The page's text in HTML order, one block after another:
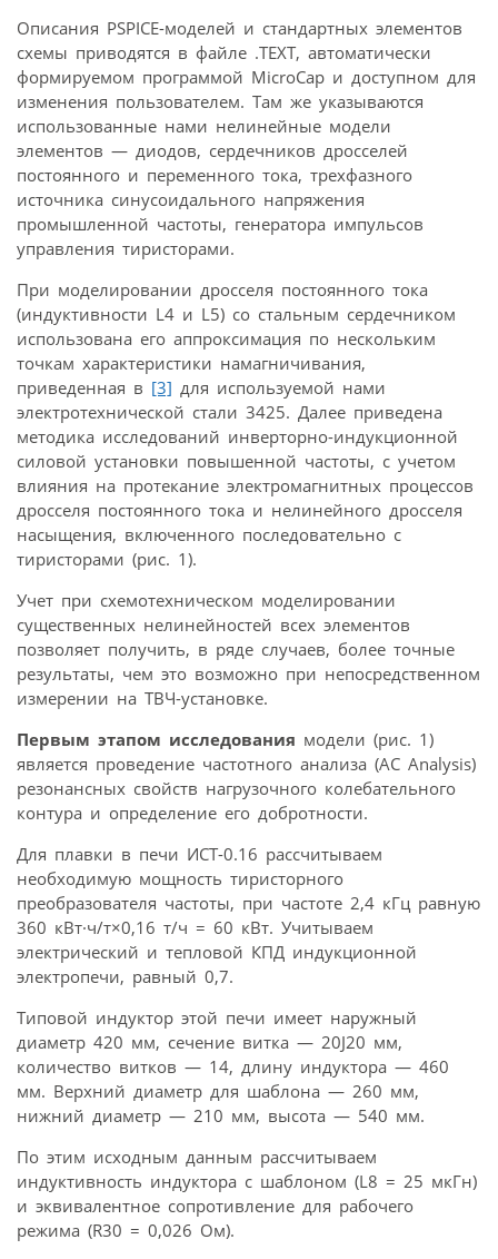
Описания PSPICE-моделей и стандартных элементов
схемы приводятся в файле .TEXT, автоматически
формируемом программой MicroCap и доступном для
изменения пользователем. Там же указываются
использованные нами нелинейные модели
элементов — диодов, сердечников дросселей
постоянного и переменного тока, трехфазного
источника синусоидального напряжения
промышленной частоты, генератора импульсов
управления тиристорами.
При моделировании дросселя постоянного тока
(индуктивности L4 и L5) со стальным сердечником
использована его аппроксимация по нескольким
точкам характеристики намагничивания,
приведенная в [3] для используемой нами
электротехнической стали 3425. Далее приведена
методика исследований инверторно-индукционной
силовой установки повышенной частоты, с учетом
влияния на протекание электромагнитных процессов
дросселя постоянного тока и нелинейного дросселя
насыщения, включенного последовательно с
тиристорами (рис. 1).
Учет при схемотехническом моделировании
существенных нелинейностей всех элементов
позволяет получить, в ряде случаев, более точные
результаты, чем это возможно при непосредственном
измерении на ТВЧ-установке.
Первым этапом исследования модели (рис. 1)
является проведение частотного анализа (AC Analysis)
резонансных свойств нагрузочного колебательного
контура и определение его добротности.
Для плавки в печи ИСТ-0.16 рассчитываем
необходимую мощность тиристорного
преобразователя частоты, при частоте 2,4 кГц равную
360 кВт·ч/т×0,16 т/ч = 60 кВт. Учитываем
электрический и тепловой КПД индукционной
электропечи, равный 0,7.
Типовой индуктор этой печи имеет наружный
диаметр 420 мм, сечение витка — 20J20 мм,
количество витков — 14, длину индуктора — 460
мм. Верхний диаметр для шаблона — 260 мм,
нижний диаметр — 210 мм, высота — 540 мм.
По этим исходным данным рассчитываем
индуктивность индуктора с шаблоном (L8 = 25 мкГн)
и эквивалентное сопротивление для рабочего
режима (R30 = 0,026 Ом).